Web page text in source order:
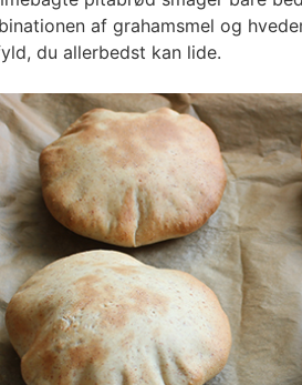
af grahamsmel og
du allerbedst kan lide.